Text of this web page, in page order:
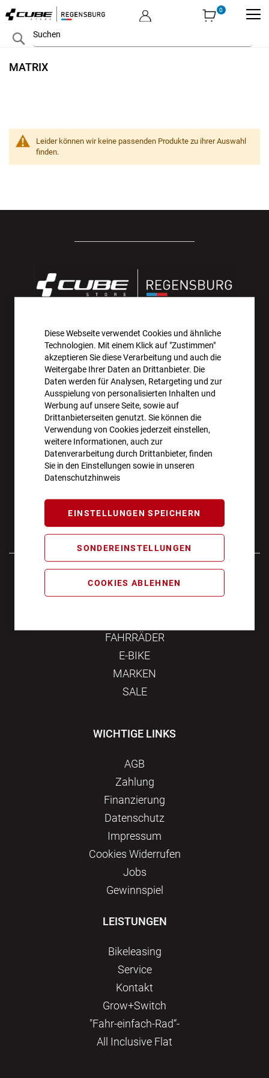
Diese Webseite verwendet Cookies und ähnliche
Technologien. Mit einem Klick auf "Zustimmen"
akzeptieren Sie diese Verarbeitung und auch die
Weitergabe Ihrer Daten an Drittanbieter. Die
Daten werden für Analysen, Retargeting und zur
Ausspielung von personalisierten Inhalten und
Werbung auf unsere Seite, sowie auf
Drittanbieterseiten genutzt. Sie können die
Verwendung von Cookies jederzeit einstellen,
weitere Informationen, auch zur
Datenverarbeitung durch Drittanbieter, finden
Sie in den Einstellungen sowie in unseren
Datenschutzhinweis
EINSTELLUNGEN SPEICHERN
SONDEREINSTELLUNGEN
COOKIES ABLEHNEN
Inhalt
Search
MATRIX
Leider können wir keine passenden Produkte zu ihrer Auswahl
finden.
AKTIONEN UND NEUHEITEN ABONNIEREN UND
10€ GUTSCHEIN SICHERN!**
ANMELDEN
**Angebot gültig ab einem Bestellwert von 100€.
Abmeldung jederzeit möglich.
ÖFFNUNGSZEITEN
Montag - Freitag 10:00 - 18:00
Samstag 10:00 - 16:00
FAHRRÄDER
E-BIKE
MARKEN
SALE
WICHTIGE LINKS
AGB
Zahlung
Finanzierung
Datenschutz
Impressum
Сookies Widerrufen
Jobs
Gewinnspiel
LEISTUNGEN
Bikeleasing
Service
Kontakt
Grow+Switch
"Fahr-einfach-Rad“-
All Inclusive Flat